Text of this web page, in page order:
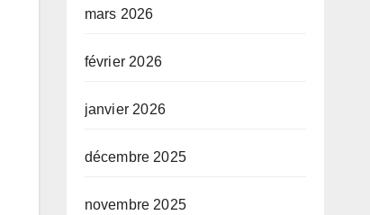
mars 2026
février 2026
janvier 2026
décembre 2025
novembre 2025